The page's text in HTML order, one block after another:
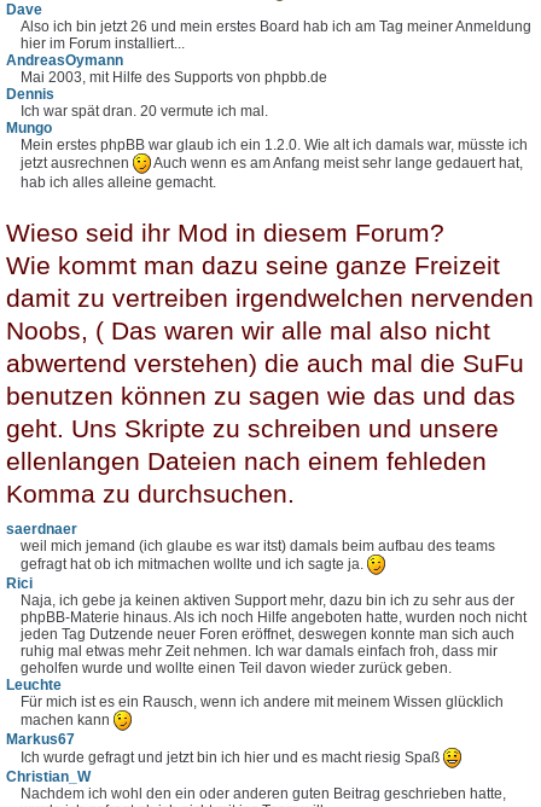
Dave
Also ich bin jetzt 26 und mein erstes Board hab ich am Tag meiner Anmeldung
hier im Forum installiert...
AndreasOymann
Mai 2003, mit Hilfe des Supports von phpbb.de
Dennis
Ich war spät dran. 20 vermute ich mal.
Mungo
Mein erstes phpBB war glaub ich ein 1.2.0. Wie alt ich damals war, müsste ich
jetzt ausrechnen
Auch wenn es am Anfang meist sehr lange gedauert hat,
hab ich alles alleine gemacht.
Wieso seid ihr Mod in diesem Forum?
Wie kommt man dazu seine ganze Freizeit
damit zu vertreiben irgendwelchen nervenden
Noobs, ( Das waren wir alle mal also nicht
abwertend verstehen) die auch mal die SuFu
benutzen können zu sagen wie das und das
geht. Uns Skripte zu schreiben und unsere
ellenlangen Dateien nach einem fehleden
Komma zu durchsuchen.
saerdnaer
weil mich jemand (ich glaube es war itst) damals beim aufbau des teams
gefragt hat ob ich mitmachen wollte und ich sagte ja.
Rici
Naja, ich gebe ja keinen aktiven Support mehr, dazu bin ich zu sehr aus der
phpBB-Materie hinaus. Als ich noch Hilfe angeboten hatte, wurden noch nicht
jeden Tag Dutzende neuer Foren eröffnet, deswegen konnte man sich auch
ruhig mal etwas mehr Zeit nehmen. Ich war damals einfach froh, dass mir
geholfen wurde und wollte einen Teil davon wieder zurück geben.
Leuchte
Für mich ist es ein Rausch, wenn ich andere mit meinem Wissen glücklich
machen kann
Markus67
Ich wurde gefragt und jetzt bin ich hier und es macht riesig Spaß
Christian_W
Nachdem ich wohl den ein oder anderen guten Beitrag geschrieben hatte,